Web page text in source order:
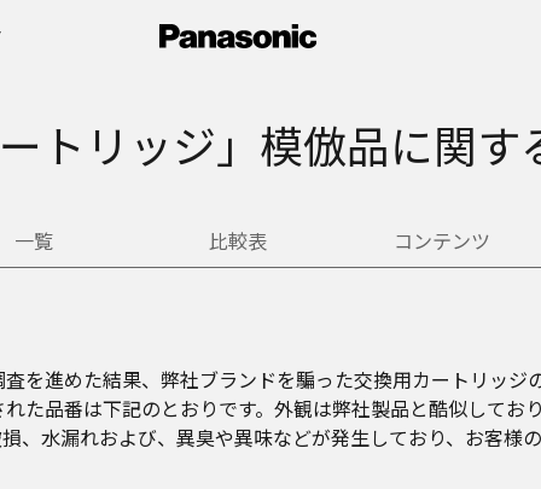
ートリッジ」模倣品に関す
一覧 比較表 コンテンツ
を進めた結果、弊社ブランドを騙った交換用カートリッ
た品番は下記のとおりです。外観は弊社製品と酷似してお
、水漏れおよび、異臭や異味などが発生しており、お客様